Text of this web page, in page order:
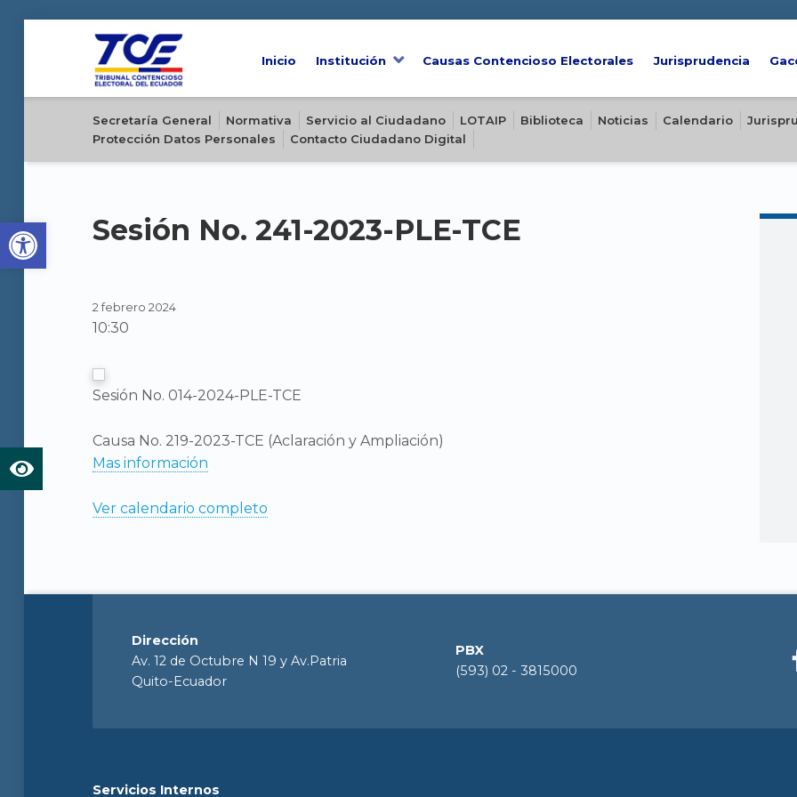
Open toolbar
Inicio Institución Causas Contencioso Electorales Jurisprudencia
Secretaría General Normativa Servicio al Ciudadano LOTAIP Biblioteca Noticias Calendario
Protección Datos Personales
Contacto Ciudadano Digital
Sesión No. 241-2023-PLE-TCE
2 febrero 2024
10:30
Sesión No. 014-2024-PLE-TCE
Causa No. 219-2023-TCE (Aclaración y Ampliación)
Mas información
Ver calendario completo
Dirección
Av. 12 de Octubre N 19 y Av.Patria
Quito-Ecuador
PBX
(593) 02 - 3815000
Servicios Internos